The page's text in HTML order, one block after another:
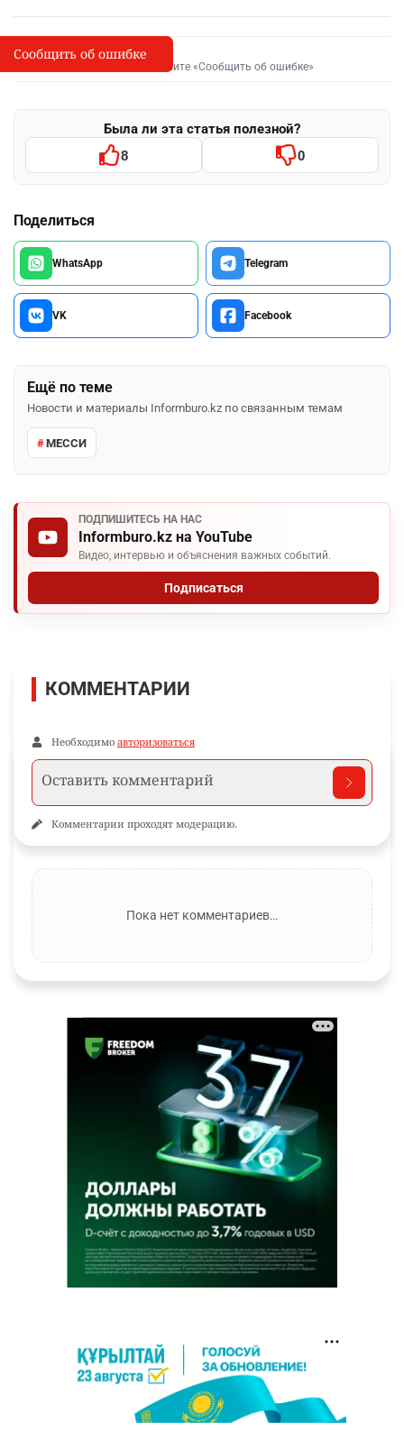
I
Сообщить об опечатке
Выделите фрагмент и нажмите «Сообщить об ошибке»
Была ли эта статья полезной?
8 0
Поделиться
WhatsApp Telegram
VK Facebook
Ещё по теме
Новости и материалы Informburo.kz по связанным темам
МЕССИ
ПОДПИШИТЕСЬ НА НАС
Informburo.kz на YouTube
Видео, интервью и объяснения важных событий.
Подписаться
Сообщить об ошибке
КОММЕНТАРИИ
Необходимо авторизоваться
Комментарии проходят модерацию.
Пока нет комментариев…